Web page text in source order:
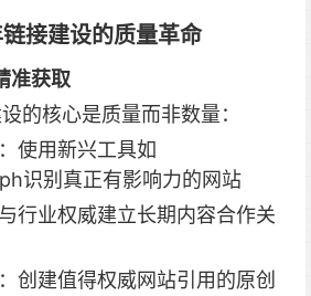
接建设的质量革命
准获取
的核心是质量而非数量：
使用新兴工具如
识别真正有影响力的网站
行业权威建立长期内容合作关
创建值得权威网站引用的原创